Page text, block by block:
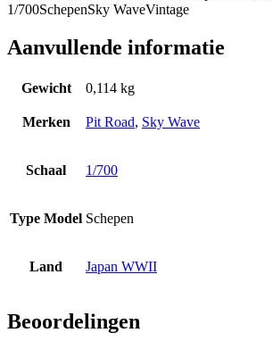
1/700SchepenSky WaveVintage
Aanvullende informatie
Gewicht 0,114 kg
Merken Pit Road, Sky Wave
Schaal 1/700
Type Model Schepen
Land Japan WWII
Beoordelingen